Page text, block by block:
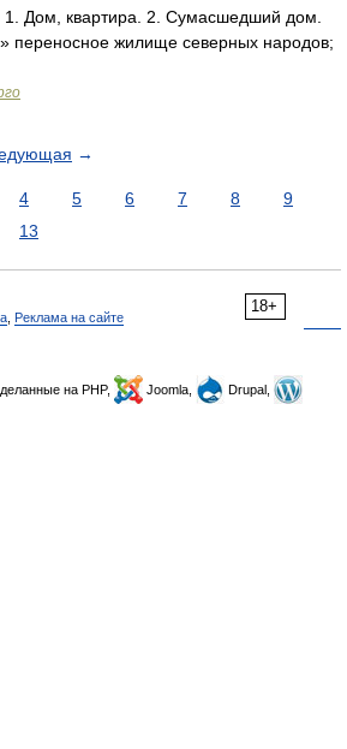
Дом, квартира. 2. Сумасшедший дом.
переносное жилище северных народов;
→
4 5 6 7 8
9
13
18+
Реклама на сайте
на PHP, Joomla,
Drupal,